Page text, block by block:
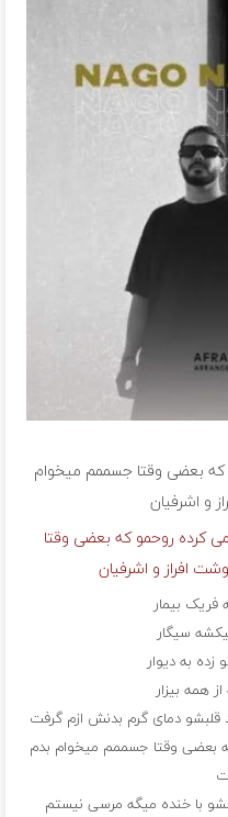
بعضی وقتا جسممم میخوام
و اشرفیان
کرده روحمو که بعضی وقتا
افراز و اشرفیان
بیمار
سیگار
به دیوار
همه بیزار
دمای گرم بدنش ازم گرفت
بعضی وقتا جسممم میخوام بدم
با خنده میگه مرسی نیستم